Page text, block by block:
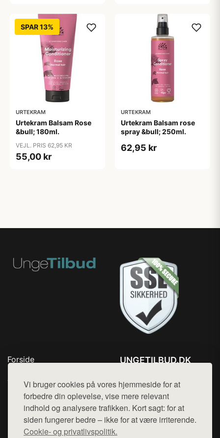
Vi bruger cookies på vores hjemmeside for at
forbedre din oplevelse, vise mere relevant
indhold og analysere trafikken. Kort sagt: for at
siden fungerer bedre – ikke for at være irriterende.
Cookie- og privatlivspolitik.
SPAR 13%
URTEKRAM
Urtekram Balsam Rose
&bull; 180ml.
VEJL. PRIS 62,95 KR
55,00 kr
URTEKRAM
Urtekram Balsam rose
spray &bull; 250ml.
62,95 kr
Forside
Top Rabatter
Blog
Kontakt
UNGETILBUD.DK
Mail: hej@want.dk
Cookie- og privatlivspolitik